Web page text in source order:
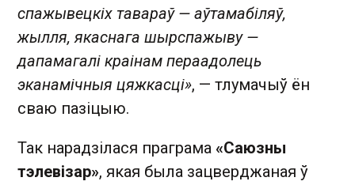
спажывецкіх тавараў — аўтамабіляў,
жылля, якаснага шырспажыву —
дапамагалі краінам пераадолець
эканамічныя цяжкасці», — тлумачыў ён
сваю пазіцыю.
Так нарадзілася праграма «Саюзны
тэлевізар», якая была зацверджаная ў